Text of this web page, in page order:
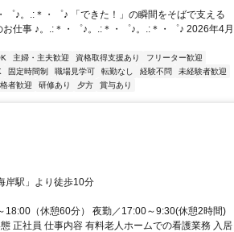
゜♪。.:＊・゜♪ 「できた！」の瞬間をそばで支える
仕事 ♪。.:＊・゜♪。.:＊・゜♪。.:＊・゜♪ 2026年4月
主婦・主夫歓迎 資格取得支援あり
フリーター歓迎
固定時間制 職場見学可 転勤なし 経験不問
未経験者歓迎
者歓迎 研修あり 夕方 賞与あり
岸駅」より徒歩10分
18:00（休憩60分） 夜勤／17:00～9:30(休憩2時間)
正社員 仕事内容 有料老人ホームでの看護業務 入居